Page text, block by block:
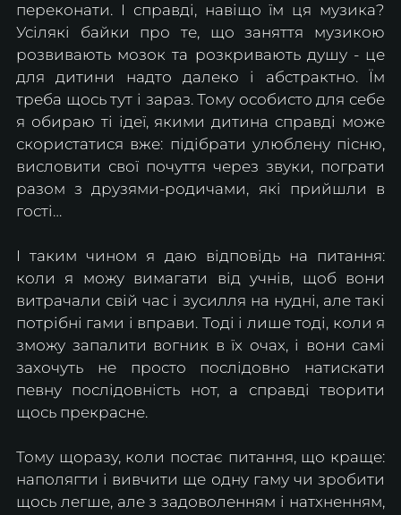
переконати. І справді, навіщо їм ця музика?
Усілякі байки про те, що заняття музикою
розвивають мозок та розкривають душу - це
для дитини надто далеко і абстрактно. Їм
треба щось тут і зараз. Тому особисто для себе
я обираю ті ідеї, якими дитина справді може
скористатися вже: підібрати улюблену пісню,
висловити свої почуття через звуки, пограти
разом з друзями-родичами, які прийшли в
гості…
І таким чином я даю відповідь на питання:
коли я можу вимагати від учнів, щоб вони
витрачали свій час і зусилля на нудні, але такі
потрібні гами і вправи. Тоді і лише тоді, коли я
зможу запалити вогник в їх очах, і вони самі
захочуть не просто послідовно натискати
певну послідовність нот, а справді творити
щось прекрасне.
Тому щоразу, коли постає питання, що краще:
наполягти і вивчити ще одну гаму чи зробити
щось легше, але з задоволенням і натхненням,